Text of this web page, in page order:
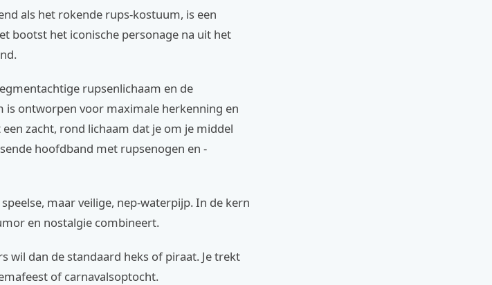
als het rokende rups-kostuum, is een
bootst het iconische personage na uit het
rupsenlichaam en de
ontworpen voor maximale herkenning en
zacht, rond lichaam dat je om je middel
hoofdband met rupsenogen en -
maar veilige, nep-waterpijp. In de kern
en nostalgie combineert.
wil dan de standaard heks of piraat. Je trekt
of carnavalsoptocht.